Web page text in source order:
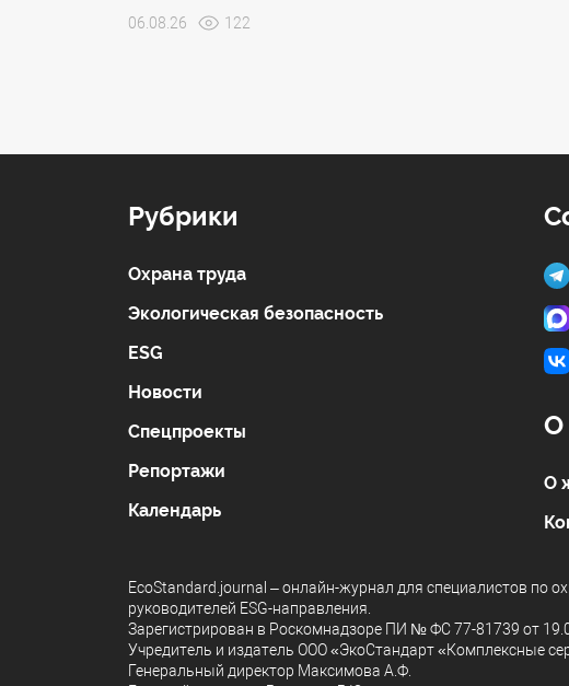
06.08.26 122
Рубрики
Охрана труда
Экологическая безопасность
ESG
Новости
Спецпроекты
Репортажи
Календарь
О
О
EcoStandard.journal – онлайн-журнал для специалистов по
руководителей ESG-направления.
Зарегистрирован в Роскомнадзоре ПИ № ФС 77-81739 от
Учредитель и издатель ООО «ЭкоСтандарт «Комплексные
Генеральный директор Максимова А.Ф.